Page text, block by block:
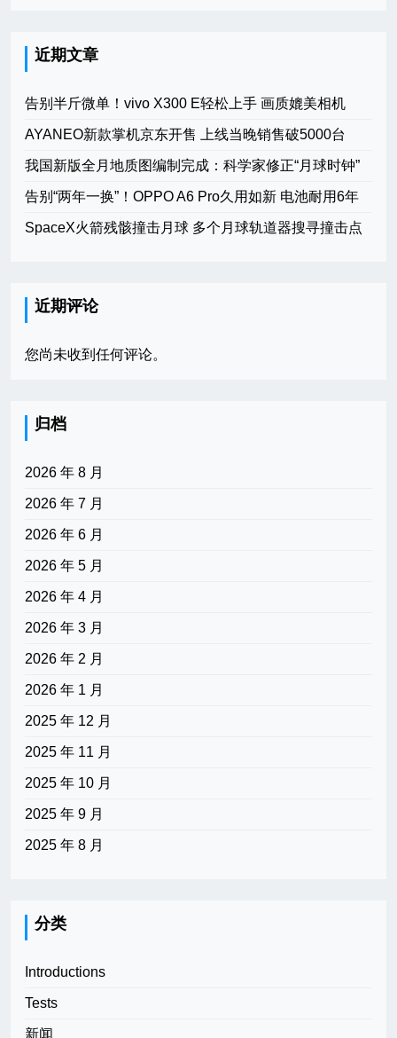
近期文章
告别半斤微单！vivo X300 E轻松上手 画质媲美相机
AYANEO新款掌机京东开售 上线当晚销售破5000台
我国新版全月地质图编制完成：科学家修正“月球时钟”
告别“两年一换”！OPPO A6 Pro久用如新 电池耐用6年
SpaceX火箭残骸撞击月球 多个月球轨道器搜寻撞击点
近期评论
您尚未收到任何评论。
归档
2026 年 8 月
2026 年 7 月
2026 年 6 月
2026 年 5 月
2026 年 4 月
2026 年 3 月
2026 年 2 月
2026 年 1 月
2025 年 12 月
2025 年 11 月
2025 年 10 月
2025 年 9 月
2025 年 8 月
分类
Introductions
Tests
新闻